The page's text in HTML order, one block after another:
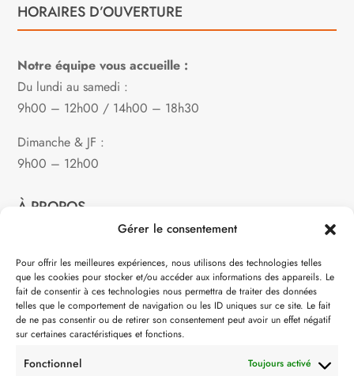
Gérer le consentement
Pour offrir les meilleures expériences, nous utilisons des technologies telles
que les cookies pour stocker et/ou accéder aux informations des appareils. Le
fait de consentir à ces technologies nous permettra de traiter des données
telles que le comportement de navigation ou les ID uniques sur ce site. Le fait
de ne pas consentir ou de retirer son consentement peut avoir un effet négatif
sur certaines caractéristiques et fonctions.
Fonctionnel Toujours activé
HORAIRES D’OUVERTURE
Notre équipe vous accueille :
Du lundi au samedi :
9h00 – 12h00 / 14h00 – 18h30
Dimanche & JF :
9h00 – 12h00
À PROPOS
Notre philosophie
Contact
Partenaire de: